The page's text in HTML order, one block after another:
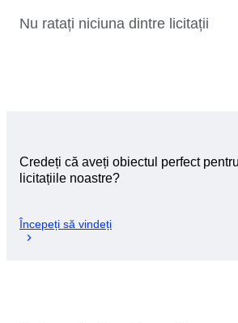
Nu ratați niciuna dintre licitații
Credeți că aveți obiectul perfect
licitațiile noastre?
Începeți să vindeți